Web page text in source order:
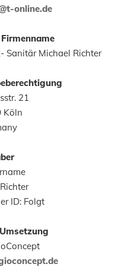
online.de
Sanitär Michael Richter
21
Köln
ID: Folgt